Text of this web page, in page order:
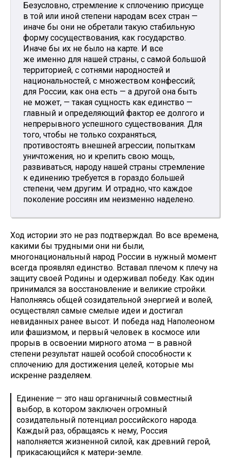
Безусловно, стремление к сплочению присуще
в той или иной степени народам всех стран —
иначе бы они не обретали такую стабильную
форму сосуществования, как государство.
Иначе бы их не было на карте. И все
же именно для нашей страны, с самой большой
территорией, с сотнями народностей и
национальностей, с множеством конфессий;
для России, как она есть — а другой она быть
не может, — такая сущность как единство —
главный и определяющий фактор ее долгого и
непрерывного успешного существования. Для
того, чтобы не только сохраняться,
противостоять внешней агрессии, попыткам
уничтожения, но и крепить свою мощь,
развиваться, народу нашей страны стремление
к единению требуется в гораздо большей
степени, чем другим. И отрадно, что каждое
поколение россиян им неизменно наделено.
Ход истории это не раз подтверждал. Во все времена,
какими бы трудными они ни были,
многонациональный народ России в нужный момент
всегда проявлял единство. Вставал плечом к плечу на
защиту своей Родины и одерживал победу. Как один
принимался за восстановление и великие стройки.
Наполняясь общей созидательной энергией и волей,
осуществлял самые смелые идеи и достигал
невиданных ранее высот. И победа над Наполеоном
или фашизмом, и первый человек в космосе или
прорыв в освоении мирного атома — в равной
степени результат нашей особой способности к
сплочению для достижения целей, которые мы
искренне разделяем.
Единение — это наш органичный совместный
выбор, в котором заключен огромный
созидательный потенциал российского народа.
Каждый раз, обращаясь к нему, Россия
наполняется жизненной силой, как древний герой,
прикасающийся к матери-земле.